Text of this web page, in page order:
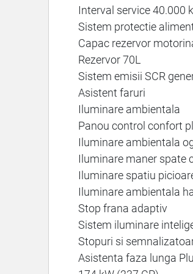
Interval service 40.000
Sistem protectie
Capac rezervor
Rezervor 70L
Sistem emisii SCR
Asistent faruri
Iluminare ambientala
Panou control confort
Iluminare ambientala
Iluminare maner spate
Iluminare spatiu
Iluminare ambientala
Stop frana adaptiv
Sistem iluminare
Stopuri si
Asistenta faza lunga